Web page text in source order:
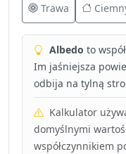
Trawa
Albedo to
Im jaśniejsza
odbija na tylną
Kalkulator
domyślnymi
współczynnikiem